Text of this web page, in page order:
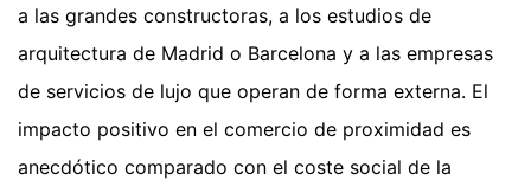
a las grandes constructoras, a los estudios de
arquitectura de Madrid o Barcelona y a las empresas
de servicios de lujo que operan de forma externa. El
impacto positivo en el comercio de proximidad es
anecdótico comparado con el coste social de la